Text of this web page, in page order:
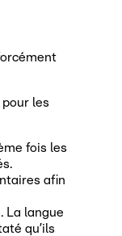
les
fois les
afin
La langue
qu’ils